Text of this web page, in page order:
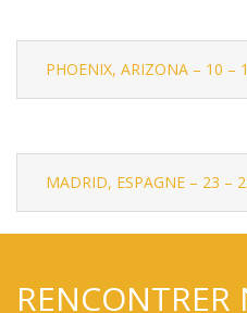
PHOENIX, ARIZONA – 10 –
MADRID, ESPAGNE – 23 –
RENCONTRER